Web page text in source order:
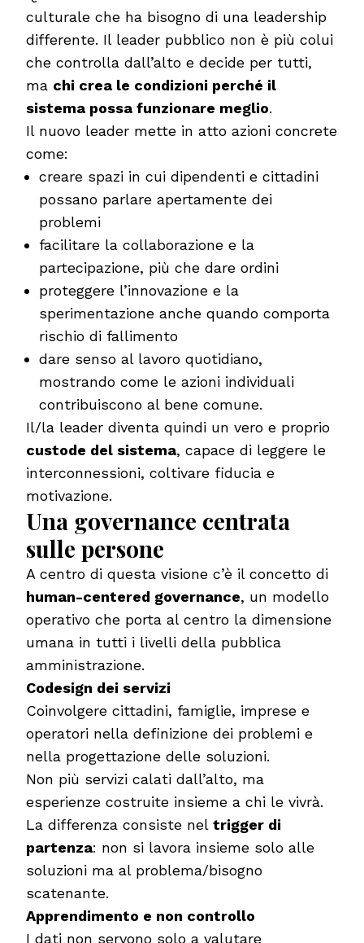
culturale che ha bisogno di una leadership
differente. Il leader pubblico non è più colui
che controlla dall’alto e decide per tutti,
ma chi crea le condizioni perché il
sistema possa funzionare meglio.
Il nuovo leader mette in atto azioni concrete
come:
creare spazi in cui dipendenti e cittadini
possano parlare apertamente dei
problemi
facilitare la collaborazione e la
partecipazione, più che dare ordini
proteggere l’innovazione e la
sperimentazione anche quando comporta
rischio di fallimento
dare senso al lavoro quotidiano,
mostrando come le azioni individuali
contribuiscono al bene comune.
Il/la leader diventa quindi un vero e proprio
custode del sistema, capace di leggere le
interconnessioni, coltivare fiducia e
motivazione.
Una governance centrata
sulle persone
A centro di questa visione c’è il concetto di
human-centered governance, un modello
operativo che porta al centro la dimensione
umana in tutti i livelli della pubblica
amministrazione.
Codesign dei servizi
Coinvolgere cittadini, famiglie, imprese e
operatori nella definizione dei problemi e
nella progettazione delle soluzioni.
Non più servizi calati dall’alto, ma
esperienze costruite insieme a chi le vivrà.
La differenza consiste nel trigger di
partenza: non si lavora insieme solo alle
soluzioni ma al problema/bisogno
scatenante.
Apprendimento e non controllo
I dati non servono solo a valutare